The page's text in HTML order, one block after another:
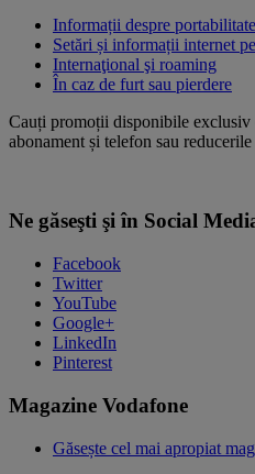
Informații despre portabilitate
Setări și informații internet
Internaţional şi roaming
În caz de furt sau pierdere
Cauți promoții disponibile exclusiv
abonament și telefon sau
Ne găseşti şi în Social
Facebook
Twitter
YouTube
Google+
LinkedIn
Pinterest
Magazine Vodafone
Găsește cel mai apropiat